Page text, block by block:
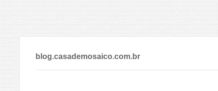
blog.casademosaico.com.br